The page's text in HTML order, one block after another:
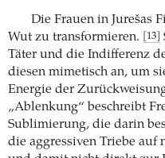
Die Frauen in Jurešas
Wut zu transformieren.
[13]
Täter und die Indifferenz
diesen mimetisch an, um
Energie der
„Ablenkung“ beschreibt
Sublimierung, die darin
die aggressiven Triebe auf